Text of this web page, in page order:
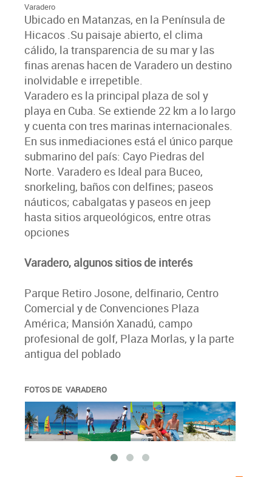
Varadero
Ubicado en Matanzas, en la Península de
Hicacos .Su paisaje abierto, el clima
cálido, la transparencia de su mar y las
finas arenas hacen de Varadero un destino
inolvidable e irrepetible.
Varadero es la principal plaza de sol y
playa en Cuba. Se extiende 22 km a lo largo
y cuenta con tres marinas internacionales.
En sus inmediaciones está el único parque
submarino del país: Cayo Piedras del
Norte. Varadero es Ideal para Buceo,
snorkeling, baños con delfines; paseos
náuticos; cabalgatas y paseos en jeep
hasta sitios arqueológicos, entre otras
opciones
Varadero, algunos sitios de interés
Parque Retiro Josone, delfinario, Centro
Comercial y de Convenciones Plaza
América; Mansión Xanadú, campo
profesional de golf, Plaza Morlas, y la parte
antigua del poblado
FOTOS DE VARADERO